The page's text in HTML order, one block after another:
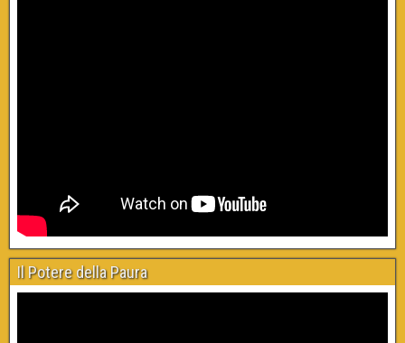
Il Potere della Paura